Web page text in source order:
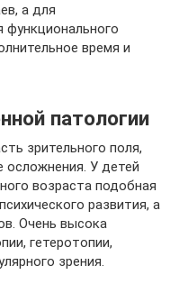
а для
функционального
время и
патологии
зрительного поля,
осложнения. У детей
возраста подобная
развития, а
Очень высока
гетеротопии,
зрения.